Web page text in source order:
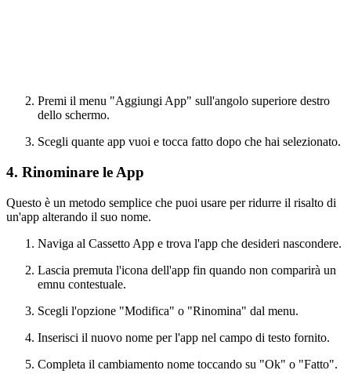
Premi il menu "Aggiungi App" sull'angolo superiore destro
dello schermo.
Scegli quante app vuoi e tocca fatto dopo che hai selezionato.
4. Rinominare le App
Questo è un metodo semplice che puoi usare per ridurre il risalto di
un'app alterando il suo nome.
Naviga al Cassetto App e trova l'app che desideri nascondere.
Lascia premuta l'icona dell'app fin quando non comparirà un
emnu contestuale.
Scegli l'opzione "Modifica" o "Rinomina" dal menu.
Inserisci il nuovo nome per l'app nel campo di testo fornito.
Completa il cambiamento nome toccando su "Ok" o "Fatto".